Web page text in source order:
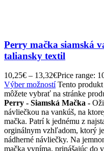
Perry mačka siamská
taliansky textil
10,25€ – 13,32€Price range:
Výber možnostíTento produkt
môžete vybrať na stránke
Perry - Siamská Mačka -
návliečkou na vankúš, na
mačka. Patrí k jednému z
orginálnym vzhľadom, ktorý
nádherné návliečky. Na
mačka vyníma, prinášajúc do